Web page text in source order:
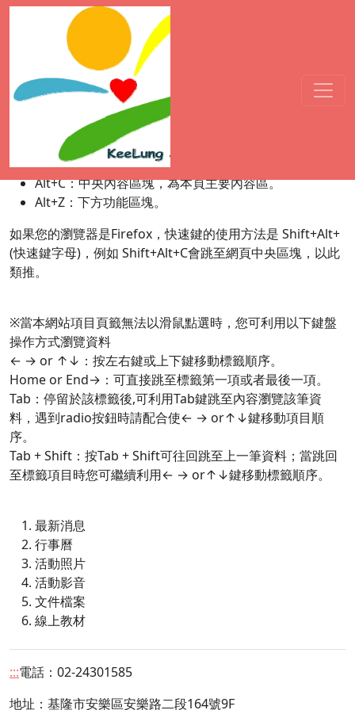
::: 網站導覽
本網站依無障礙網頁設計原則建置，網站的主要內容分為三
1. 上方功能區塊、2. 中央內容區塊、3.下方功能區塊。
本網站的快速鍵﹝Accesskey﹞設定如下：
Alt+U：右上方功能區塊，包括回首頁、網站導覽等。
Alt+C：中央內容區塊，為本頁主要內容區。
Alt+Z：下方功能區塊。
如果您的瀏覽器是Firefox，快速鍵的使用方法是 Shift+Alt+
(快速鍵字母)，例如 Shift+Alt+C會跳至網頁中央區塊，以此
類推。
※當本網站項目頁籤無法以滑鼠點選時，您可利用以下鍵盤
操作方式瀏覽資料
← → or ↑↓：按左右鍵或上下鍵移動標籤順序。
Home or End→：可直接跳至標籤第一項或者最後一項。
Tab：停留於該標籤後,可利用Tab鍵跳至內容瀏覽該筆資
料，遇到radio按鈕時請配合使← → or↑↓鍵移動項目順
序。
Tab + Shift：按Tab + Shift可往回跳至上一筆資料；當跳回
至標籤項目時您可繼續利用← → or↑↓鍵移動標籤順序。
最新消息
行事曆
活動照片
活動影音
文件檔案
線上教材
:::電話：02-24301585
地址： 基隆市安樂區安樂路二段164號9F